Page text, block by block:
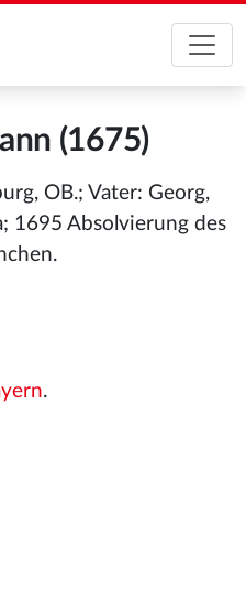
(1675)
OB.; Vater: Georg,
1695 Absolvierung des
.